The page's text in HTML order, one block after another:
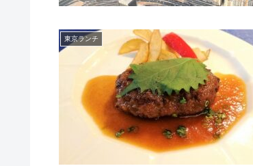
東京ランチ